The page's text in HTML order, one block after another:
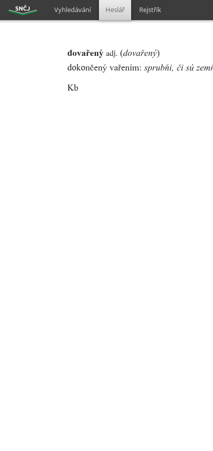
Vyhledávání Heslář Rejstřík
dovařený adj. (dovařený)
dokončený vařením: sprubňi, či sú
Kb